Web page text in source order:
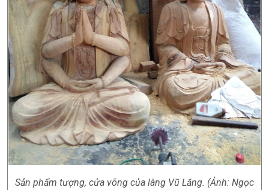
Sản phẩm tượng, cửa võng của làng Vũ Lăng. (Ảnh: Ngọc